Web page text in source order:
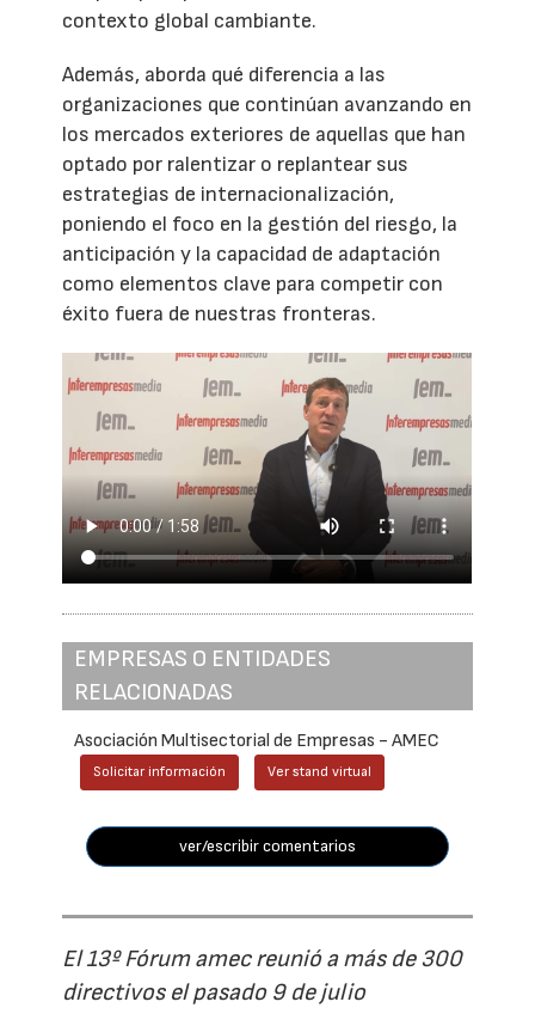
contexto global cambiante.
Además, aborda qué diferencia a las
organizaciones que continúan avanzando en
los mercados exteriores de aquellas que han
optado por ralentizar o replantear sus
estrategias de internacionalización,
poniendo el foco en la gestión del riesgo, la
anticipación y la capacidad de adaptación
como elementos clave para competir con
éxito fuera de nuestras fronteras.
EMPRESAS O ENTIDADES
RELACIONADAS
Asociación Multisectorial de Empresas - AMEC
Solicitar información Ver stand virtual
ver/escribir comentarios
El 13º Fórum amec reunió a más de 300
directivos el pasado 9 de julio